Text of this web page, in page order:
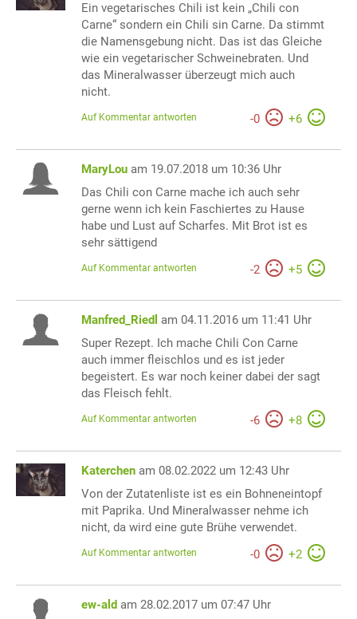
Ein vegetarisches Chili ist kein „Chili con
Carne“ sondern ein Chili sin Carne. Da stimmt
die Namensgebung nicht. Das ist das Gleiche
wie ein vegetarischer Schweinebraten. Und
das Mineralwasser überzeugt mich auch
nicht.
-0 +6
Auf Kommentar antworten
MaryLou am 19.07.2018 um 10:36 Uhr
Das Chili con Carne mache ich auch sehr
gerne wenn ich kein Faschiertes zu Hause
habe und Lust auf Scharfes. Mit Brot ist es
sehr sättigend
-2 +5
Auf Kommentar antworten
Manfred_Riedl am 04.11.2016 um 11:41 Uhr
Super Rezept. Ich mache Chili Con Carne
auch immer fleischlos und es ist jeder
begeistert. Es war noch keiner dabei der sagt
das Fleisch fehlt.
-6 +8
Auf Kommentar antworten
Katerchen am 08.02.2022 um 12:43 Uhr
Von der Zutatenliste ist es ein Bohneneintopf
mit Paprika. Und Mineralwasser nehme ich
nicht, da wird eine gute Brühe verwendet.
-0 +2
Auf Kommentar antworten
ew-ald am 28.02.2017 um 07:47 Uhr